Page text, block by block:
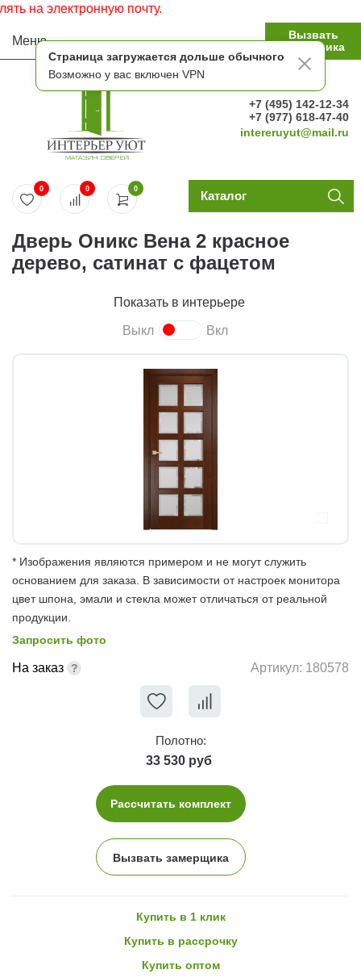
Страница загружается дольше обычного
Возможно у вас включен VPN
электронную почту.
Меню
Вызвать
замерщика
+7 (495) 142-12-34
+7 (977) 618-47-40
intereruyut@mail.ru
0
0 0 Каталог
Дверь Оникс Вена 2 красное
дерево, сатинат с фацетом
Показать в интерьере
Выкл Вкл
* Изображения являются примером и не могут служить
основанием для заказа. В зависимости от настроек монитора
цвет шпона, эмали и стекла может отличаться от реальной
продукции.
Запросить фото
На заказ Артикул: 180578
Полотно:
33 530 руб
Рассчитать комплект
Вызвать замерщика
Купить в 1 клик
Купить в рассрочку
Купить оптом